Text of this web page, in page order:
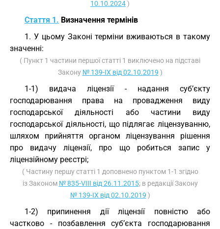
10.10.2024)
Стаття 1. Визначення термінів
1. У цьому Законі терміни вживаються в такому
значенні:
( Пункт 1 частини першої статті 1 виключено на підставі
Закону № 139-IX від 02.10.2019 )
1-1) видача ліцензії - надання суб’єкту
господарювання права на провадження виду
господарської діяльності або частини виду
господарської діяльності, що підлягає ліцензуванню,
шляхом прийняття органом ліцензування рішення
про видачу ліцензії, про що робиться запис у
ліцензійному реєстрі;
( Частину першу статті 1 доповнено пунктом 1-1 згідно
із Законом № 835-VIII від 26.11.2015; в редакції Закону
№ 139-IX від 02.10.2019 )
1-2) припинення дії ліцензії повністю або
частково - позбавлення суб’єкта господарювання